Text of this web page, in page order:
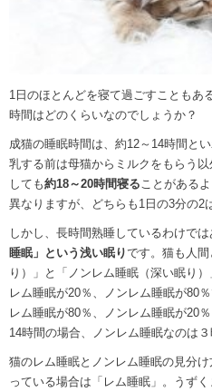
1日のほとんどを寝て過ごすこともあ
時間はどのくらいなのでしょうか？
成猫の睡眠時間は、約12～14時間と
乳する前は母猫からミルクをもらう
しても約18～20時間寝る ことがある
異なりますが、どちらも1日の3分の2
しかし、長時間熟睡しているわけでは
睡眠」という浅い眠りです。猫も人
り）」と「ノンレム睡眠（深い眠り
レム睡眠が20％、ノンレム睡眠が80
レム睡眠が80％、ノンレム睡眠が20
14時間の場合、ノンレム睡眠なのは３
猫のレム睡眠とノンレム睡眠の見分
っている場合は「レム睡眠」。うず